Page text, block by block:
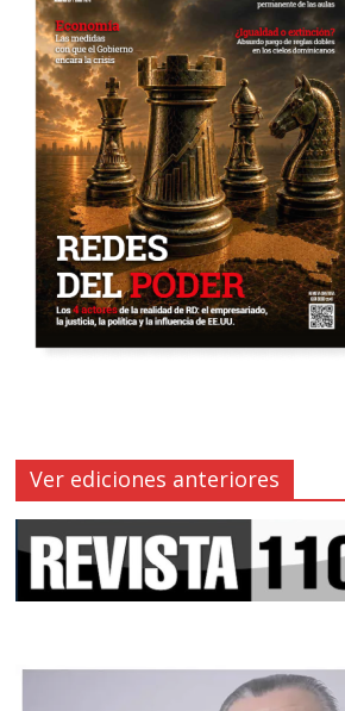
Ver ediciones anteriores